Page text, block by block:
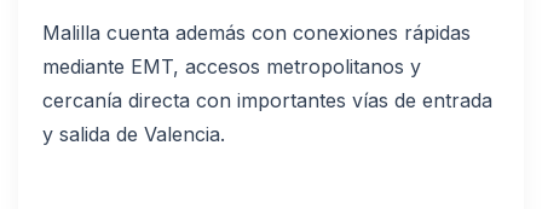
Malilla cuenta además con conexiones rápidas
mediante EMT, accesos metropolitanos y
cercanía directa con importantes vías de entrada
y salida de Valencia.